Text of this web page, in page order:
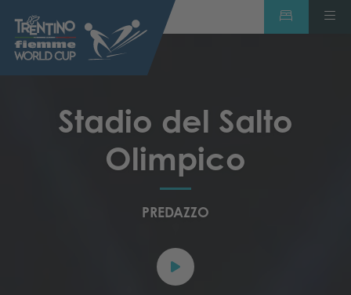
Stadio del Salto
Olimpico
PREDAZZO